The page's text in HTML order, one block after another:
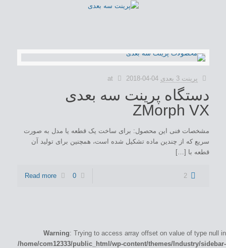
پرینت 3 بعدی at 2018-04-04
دستگاه پرینت سه بعدی
ZMorph VX
مشخصات فنی این محصول: برای ساخت یک قطعه یا مدل به صورت
سریع که از چندین ماده تشکیل شده است، همچنین برای تولید آن
قطعه با […]
2
0
Read more
Warning: Trying to access array offset on value of type null in
/home/com12333/public_html/wp-content/themes/Industry/sidebar-